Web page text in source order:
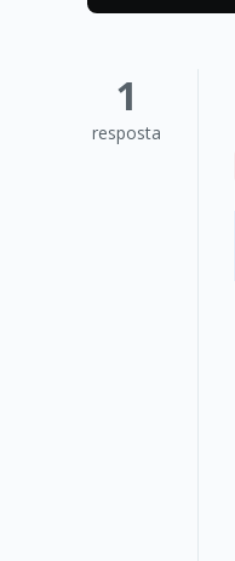
1
resposta